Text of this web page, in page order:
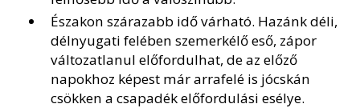
Északon szárazabb idő várható. Hazánk déli,
délnyugati felében szemerkélő eső, zápor
változatlanul előfordulhat, de az előző
napokhoz képest már arrafelé is jócskán
csökken a csapadék előfordulási esélye.